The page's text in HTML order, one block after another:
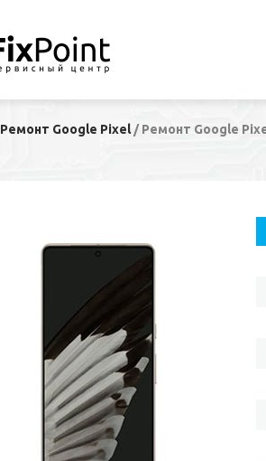
Ремонт Google Pixel/Ремонт Google